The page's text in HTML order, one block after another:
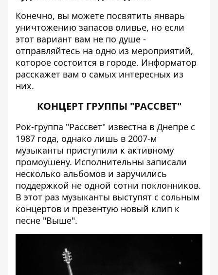
Конечно, вы можете посвятить январь
уничтожению запасов оливье, но если
этот вариант вам не по душе -
отправляйтесь на одно из мероприятий,
которое состоится в городе. Информатор
расскажет вам о самых интересных из
них.
КОНЦЕРТ ГРУППЫ "РАССВЕТ"
Рок-группа "Рассвет" известна в Днепре с
1987 года, однако лишь в 2007-м
музыканты приступили к активному
промоушену. Исполнительны записали
несколько альбомов и заручились
поддержкой не одной сотни поклонников.
В этот раз музыканты выступят с сольным
концертов и презентую новый клип к
песне "Выше".